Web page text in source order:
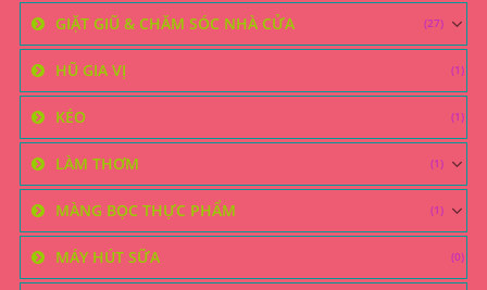
GIẶT GIŨ & CHĂM SÓC NHÀ CỬA (27)
HŨ GIA VỊ (1)
KÉO (1)
LÀM THƠM (1)
MÀNG BỌC THỰC PHẨM (1)
MÁY HÚT SỮA (0)